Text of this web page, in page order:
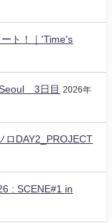
ト！｜'Time's
Seoul 3日目
2026年
ロDAY2_PROJECT
: SCENE#1 in